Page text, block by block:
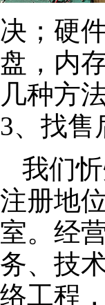
决；硬
盘，内
几种方
3、找售
我们
注册地
室。经
务、技
络工程